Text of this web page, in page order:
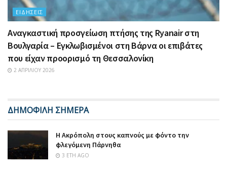
ΕΙΔΉΣΕΙΣ
Αναγκαστική προσγείωση πτήσης της Ryanair στη
Βουλγαρία – Εγκλωβισμένοι στη Βάρνα οι επιβάτες
που είχαν προορισμό τη Θεσσαλονίκη
2 ΑΠΡΙΛΊΟΥ 2026
ΔΗΜΟΦΙΛΗ ΣΗΜΕΡΑ
Η Ακρόπολη στους καπνούς με φόντο την
φλεγόμενη Πάρνηθα
3 ΈΤΗ AGO